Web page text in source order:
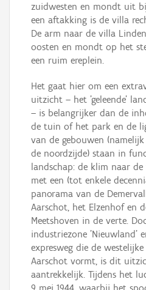
zuidwesten en mondt uit
een aftakking is de villa
De arm naar de villa
oosten en mondt op het
een ruim ereplein.
Het gaat hier om een
uitzicht – het 'geleende'
– is belangrijker dan de
de tuin of het park en de
van de gebouwen
de noordzijde) staan in
landschap: de klim naar
met een (tot enkele
panorama van de
Aarschot, het Elzenhof en
Meetshoven in de verte.
industriezone 'Nieuwland'
expresweg die de
Aarschot vormt, is dit
aantrekkelijk. Tijdens het